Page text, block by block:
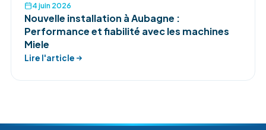
4 juin 2026
Nouvelle installation à Aubagne :
Performance et fiabilité avec les machines
Miele
Lire l'article